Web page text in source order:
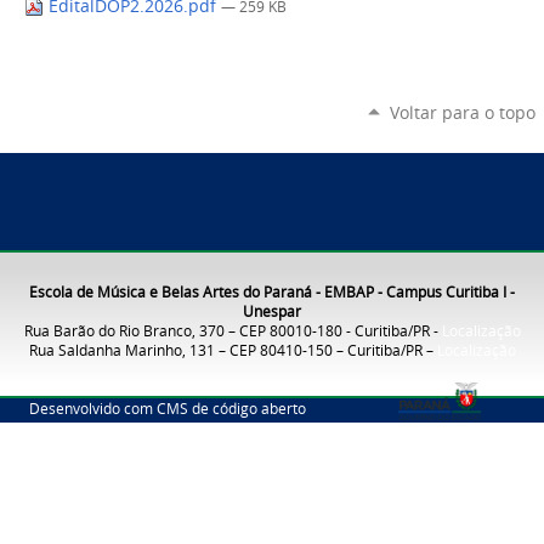
EditalDOP2.2026.pdf — 259 KB
Voltar para o topo
Escola de Música e Belas Artes do Paraná - EMBAP - Campus Curitiba I -
Unespar
Rua Barão do Rio Branco, 370 – CEP 80010-180 - Curitiba/PR -
Rua Saldanha Marinho, 131 – CEP 80410-150 – Curitiba/PR –
Desenvolvido com CMS de código aberto